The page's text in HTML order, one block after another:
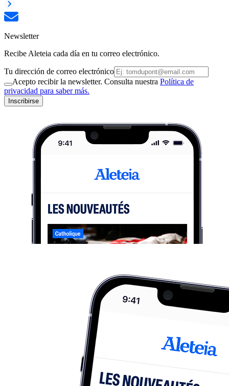
Newsletter
Recibe Aleteia cada día en tu correo electrónico.
Tu dirección de correo electrónico
Acepto recibir la newsletter. Consulta nuestra Política de
privacidad para saber más.
Inscribirse